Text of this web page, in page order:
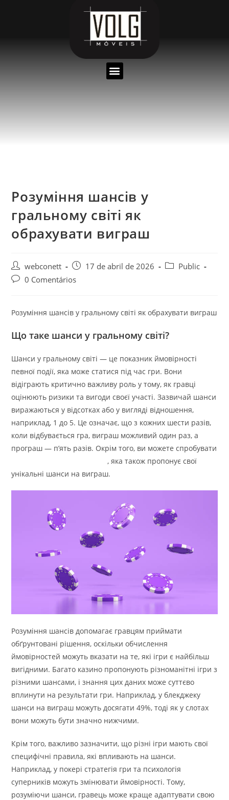
Розуміння шансів у
гральному світі як
обрахувати виграш
webconett 17 de abril de 2026
Public
0 Comentários
Розуміння шансів у гральному світі як обрахувати виграш
Що таке шанси у гральному світі?
Шанси у гральному світі — це показник ймовірності
певної події, яка може статися під час гри. Вони
відіграють критично важливу роль у тому, як гравці
оцінюють ризики та вигоди своєї участі. Зазвичай шанси
виражаються у відсотках або у вигляді відношення,
наприклад, 1 до 5. Це означає, що з кожних шести разів,
коли відбувається гра, виграш можливий один раз, а
програш — п’ять разів. Окрім того, ви можете спробувати
Ice Fishing Live азартна гра, яка також пропонує свої
унікальні шанси на виграш.
Розуміння шансів допомагає гравцям приймати
обґрунтовані рішення, оскільки обчислення
ймовірностей можуть вказати на те, які ігри є найбільш
вигідними. Багато казино пропонують різноманітні ігри з
різними шансами, і знання цих даних може суттєво
вплинути на результати гри. Наприклад, у блекджеку
шанси на виграш можуть досягати 49%, тоді як у слотах
вони можуть бути значно нижчими.
Крім того, важливо зазначити, що різні ігри мають свої
специфічні правила, які впливають на шанси.
Наприклад, у покері стратегія гри та психологія
суперників можуть змінювати ймовірності. Тому,
розуміючи шанси, гравець може краще адаптувати свою